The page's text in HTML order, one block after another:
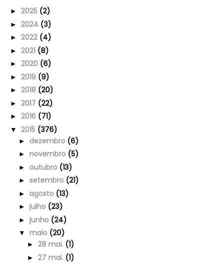
► 2025 (2)
► 2024 (3)
► 2022 (4)
► 2021 (8)
► 2020 (6)
► 2019 (9)
► 2018 (20)
► 2017 (22)
► 2016 (71)
▼ 2015 (376)
► dezembro (6)
► novembro (5)
► outubro (13)
► setembro (21)
► agosto (13)
► julho (23)
► junho (24)
▼ maio (20)
► 28 mai. (1)
► 27 mai. (1)